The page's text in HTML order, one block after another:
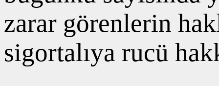
zarar görenlerin
sigortalıya rucü